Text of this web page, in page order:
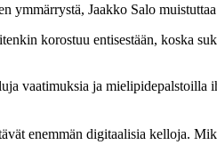
ymmärrystä, Jaakko Salo
korostuu entisestään, koska
vaatimuksia ja mielipidepalstoilla
enemmän digitaalisia kelloja.